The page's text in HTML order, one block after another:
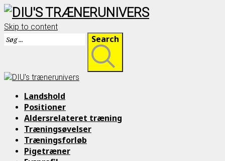
Skip to content
Search
Landshold
Positioner
Aldersrelateret træning
Træningsøvelser
Træningsforløb
Pigetræner